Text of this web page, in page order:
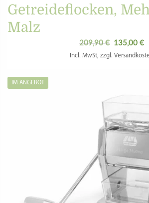
Getreideflocken,
Malz
209,90€
Ursprünglicher
Preis
135,00 €
Incl. MwSt, zzgl.
IM ANGEBOT